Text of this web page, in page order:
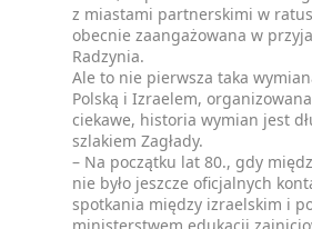
z miastami partnerskimi w
obecnie zaangażowana w
Radzynia.
Ale to nie pierwsza taka
Polską i Izraelem,
ciekawe, historia wymian jest
szlakiem Zagłady.
– Na początku lat 80., gdy
nie było jeszcze oficjalnych
spotkania między izraelskim i